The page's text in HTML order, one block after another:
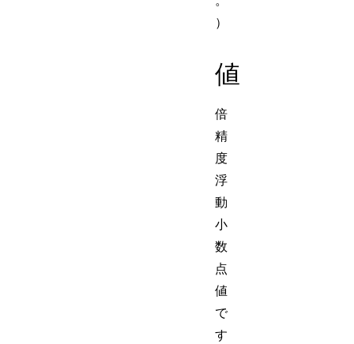
）
値
倍
精
度
浮
動
小
数
点
値
で
す